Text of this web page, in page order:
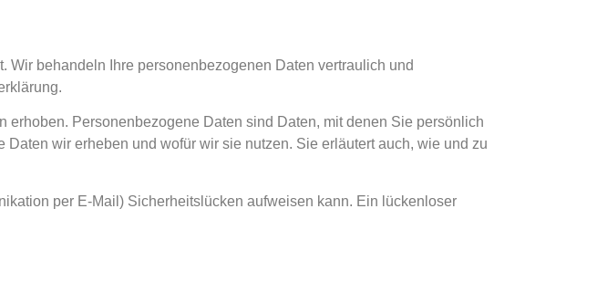
behandeln Ihre personenbezogenen Daten vertraulich und
Personenbezogene Daten sind Daten, mit denen Sie persönlich
wir erheben und wofür wir sie nutzen. Sie erläutert auch, wie und zu
per E-Mail) Sicherheitslücken aufweisen kann. Ein lückenloser